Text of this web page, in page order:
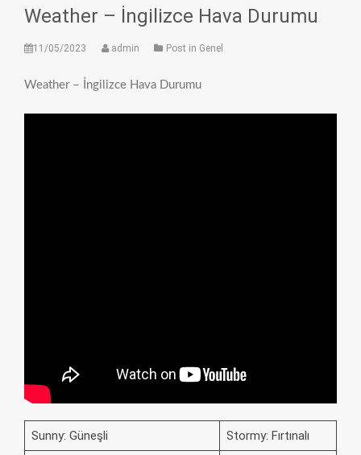
Weather – İngilizce Hava Durumu
11/05/2023 admin Post in Genel
Weather – İngilizce Hava Durumu
Sunny: Güneşli Stormy: Fırtınalı